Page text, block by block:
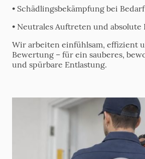
• Schädlingsbekämpfung bei Bedarf
• Neutrales Auftreten und absolute
Wir arbeiten einfühlsam, effizient
Bewertung – für ein sauberes,
und spürbare Entlastung.